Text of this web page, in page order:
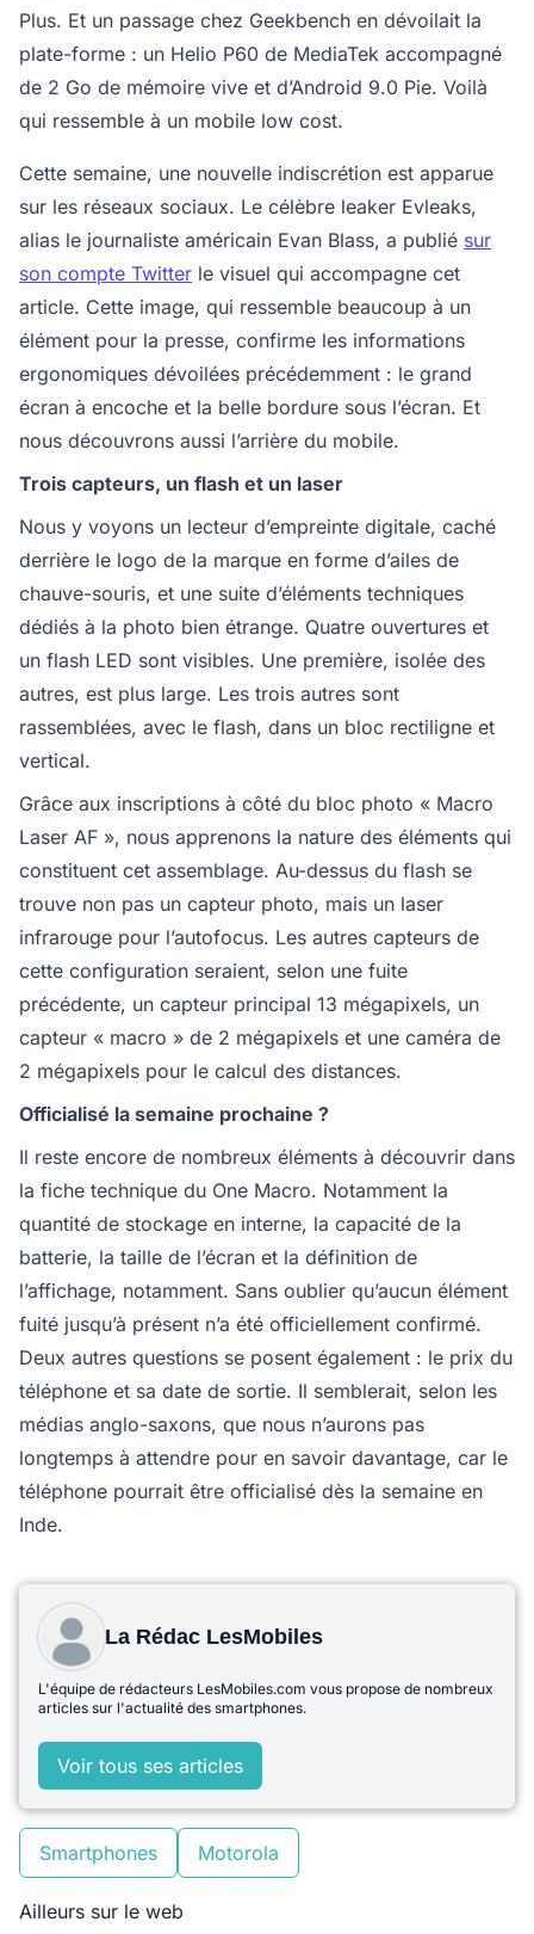
Plus. Et un passage chez Geekbench en dévoilait la
plate-forme : un Helio P60 de MediaTek accompagné
de 2 Go de mémoire vive et d’Android 9.0 Pie. Voilà
qui ressemble à un mobile low cost.
Cette semaine, une nouvelle indiscrétion est apparue
sur les réseaux sociaux. Le célèbre leaker Evleaks,
alias le journaliste américain Evan Blass, a publié sur
son compte Twitter le visuel qui accompagne cet
article. Cette image, qui ressemble beaucoup à un
élément pour la presse, confirme les informations
ergonomiques dévoilées précédemment : le grand
écran à encoche et la belle bordure sous l’écran. Et
nous découvrons aussi l’arrière du mobile.
Trois capteurs, un flash et un laser
Nous y voyons un lecteur d’empreinte digitale, caché
derrière le logo de la marque en forme d’ailes de
chauve-souris, et une suite d’éléments techniques
dédiés à la photo bien étrange. Quatre ouvertures et
un flash LED sont visibles. Une première, isolée des
autres, est plus large. Les trois autres sont
rassemblées, avec le flash, dans un bloc rectiligne et
vertical.
Grâce aux inscriptions à côté du bloc photo « Macro
Laser AF », nous apprenons la nature des éléments qui
constituent cet assemblage. Au-dessus du flash se
trouve non pas un capteur photo, mais un laser
infrarouge pour l’autofocus. Les autres capteurs de
cette configuration seraient, selon une fuite
précédente, un capteur principal 13 mégapixels, un
capteur « macro » de 2 mégapixels et une caméra de
2 mégapixels pour le calcul des distances.
Officialisé la semaine prochaine ?
Il reste encore de nombreux éléments à découvrir dans
la fiche technique du One Macro. Notamment la
quantité de stockage en interne, la capacité de la
batterie, la taille de l’écran et la définition de
l’affichage, notamment. Sans oublier qu’aucun élément
fuité jusqu’à présent n’a été officiellement confirmé.
Deux autres questions se posent également : le prix du
téléphone et sa date de sortie. Il semblerait, selon les
médias anglo-saxons, que nous n’aurons pas
longtemps à attendre pour en savoir davantage, car le
téléphone pourrait être officialisé dès la semaine en
Inde.
La Rédac LesMobiles
L'équipe de rédacteurs LesMobiles.com vous propose de nombreux
articles sur l'actualité des smartphones.
Voir tous ses articles
Smartphones Motorola
Ailleurs sur le web